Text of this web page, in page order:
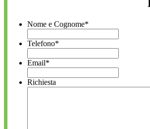
Nome e Cognome*
Telefono*
Email*
Richiesta